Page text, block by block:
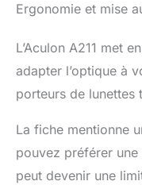
Ergonomie et mise
L’Aculon A211 met
adapter l’optique à
porteurs de lunettes
La fiche mentionne
pouvez préférer
peut devenir une